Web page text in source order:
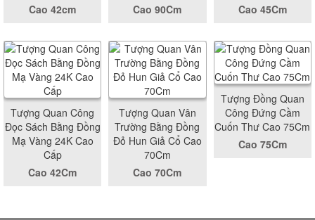
Cao 42cm
Cao 90Cm
Cao 45Cm
Tượng Quan Công
Đọc Sách Bằng Đồng
Mạ Vàng 24K Cao
Cấp
Cao 42Cm
Tượng Quan Vân
Trường Bằng Đồng
Đỏ Hun Giả Cổ Cao
70Cm
Cao 70Cm
Tượng Đồng Quan
Công Đứng Cầm
Cuốn Thư Cao 75Cm
Cao 75Cm